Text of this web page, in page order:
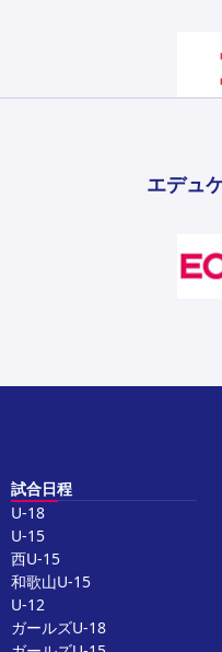
エデュ
試合日程
U-18
U-15
西U-15
和歌山U-15
U-12
ガールズU-18